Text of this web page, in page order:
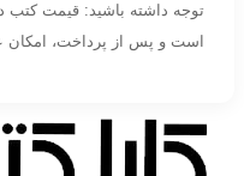
توجه داشته باشید: قیمت کتب
است و پس از پرداخت، امکان